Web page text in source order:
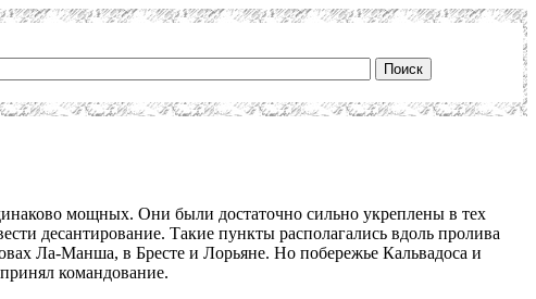
мощных. Они были достаточно сильно укреплены в тех
десантирование. Такие пункты располагались вдоль пролива
Ла-Манша, в Бресте и Лорьяне. Но побережье Кальвадоса и
командование.